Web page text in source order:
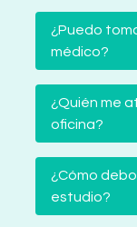
¿Puedo
médico?
¿Quién me
oficina?
¿Cómo
estudio?